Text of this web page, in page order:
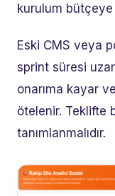
kurulum
Eski CMS veya
sprint süresi
onarıma kayar
ötelenir. Teklifte
tanımlanmalıdır.